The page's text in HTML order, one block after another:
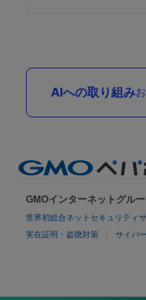
AIへの取り組み
GMOインターネットグル
世界初総合ネットセキュリティ
実在証明・盗聴対策 サイバ